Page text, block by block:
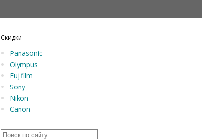
Скидки
Panasonic
Olympus
Fujifilm
Sony
Nikon
Canon